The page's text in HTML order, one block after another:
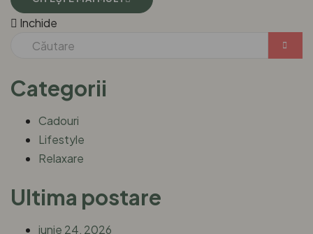
Inchide
Categorii
Cadouri
Lifestyle
Relaxare
Ultima postare
iunie 24, 2026